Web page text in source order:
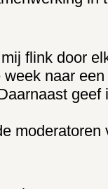
flink door
naar
geef
moderatoren